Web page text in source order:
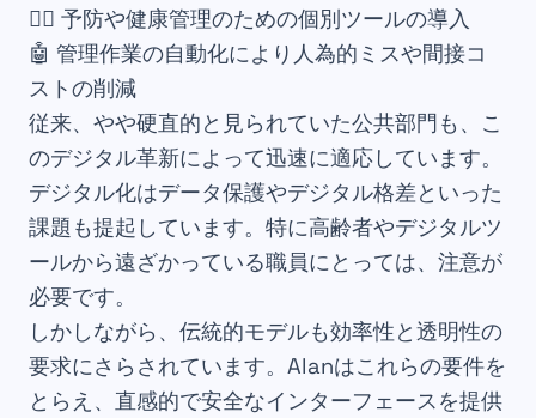
👨‍⚕️ 予防や健康管理のための個別ツールの導入
🤖 管理作業の自動化により人為的ミスや間接コ
ストの削減
従来、やや硬直的と見られていた公共部門も、こ
のデジタル革新によって迅速に適応しています。
デジタル化はデータ保護やデジタル格差といった
課題も提起しています。特に高齢者やデジタルツ
ールから遠ざかっている職員にとっては、注意が
必要です。
しかしながら、伝統的モデルも効率性と透明性の
要求にさらされています。Alanはこれらの要件を
とらえ、直感的で安全なインターフェースを提供